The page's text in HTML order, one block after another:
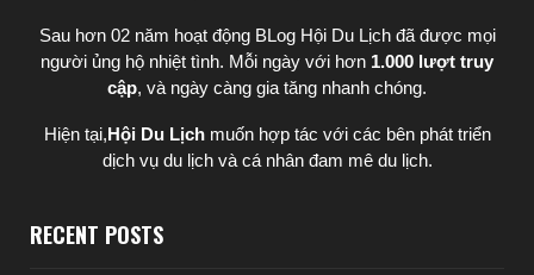
Sau hơn 02 năm hoạt động BLog Hội Du Lịch đã được mọi
người ủng hộ nhiệt tình. Mỗi ngày với hơn 1.000 lượt truy
cập, và ngày càng gia tăng nhanh chóng.
Hiện tại,Hội Du Lịch muốn hợp tác với các bên phát triển
dịch vụ du lịch và cá nhân đam mê du lịch.
RECENT POSTS